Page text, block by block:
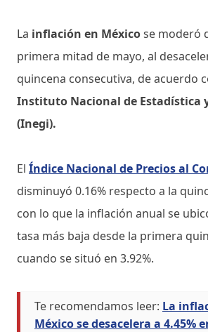
La inflación en Méxicose moderó
primera mitad de mayo, al
quincena consecutiva, de acuerdo
Instituto Nacional de Estadística
(Inegi).
El Índice Nacional de Precios al
disminuyó 0.16% respecto a la
con lo que la inflación anual se
tasa más baja desde la primera
cuando se situó en 3.92%.
Te recomendamos leer: La
México se desacelera a 4.45%